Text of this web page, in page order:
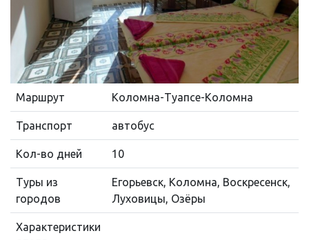
Маршрут Коломна-Туапсе-Коломна
Транспорт автобус
Кол-во дней 10
Туры из
городов
Егорьевск, Коломна, Воскресенск,
Луховицы, Озёры
Характеристики